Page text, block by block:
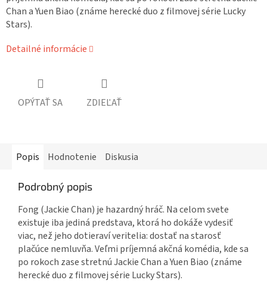
Chan a Yuen Biao (známe herecké duo z filmovej série Lucky
Stars).
Detailné informácie
OPÝTAŤ SA ZDIEĽAŤ
Popis Hodnotenie Diskusia
Podrobný popis
Fong (Jackie Chan) je hazardný hráč. Na celom svete
existuje iba jediná predstava, ktorá ho dokáže vydesiť
viac, než jeho dotieraví veritelia: dostať na starosť
plačúce nemluvňa. Veľmi príjemná akčná komédia, kde sa
po rokoch zase stretnú Jackie Chan a Yuen Biao (známe
herecké duo z filmovej série Lucky Stars).